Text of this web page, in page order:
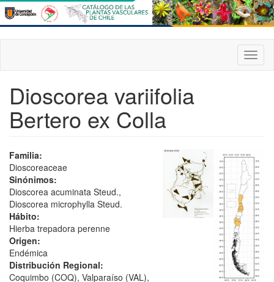
Pasar
al
contenido
principal
Dioscorea variifolia
Bertero ex Colla
Familia:
Dioscoreaceae
Sinónimos:
Dioscorea acuminata Steud.,
Dioscorea microphylla Steud.
Hábito:
Hierba trepadora perenne
Origen:
Endémica
Distribución Regional:
Coquimbo (COQ), Valparaíso (VAL),